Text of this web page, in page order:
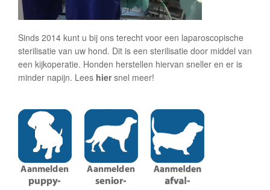
Sinds 2014 kunt u bij ons terecht voor een laparoscopische
sterilisatie van uw hond. Dit is een sterilisatie door middel van
een kijkoperatie. Honden herstellen hiervan sneller en er is
minder napijn. Lees hiersnel meer!